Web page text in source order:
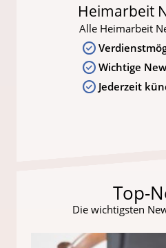
Heimarbeit
Alle Heimarbeit
Wichtige
Jederzeit
Top-
Die wichtigsten